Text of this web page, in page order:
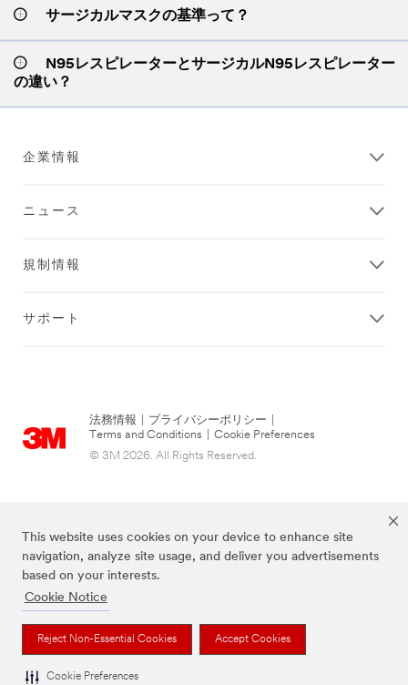
This website uses cookies on your device to enhance site
navigation, analyze site usage, and deliver you advertisements
based on your interests.
Cookie Notice
Reject Non-Essential Cookies Accept Cookies
Cookie Preferences
サージカルマスクの基準って？
N95レスピレーターとサージカルN95レスピレーター
の違い？
企業情報
ニュース
規制情報
サポート
法務情報 プライバシーポリシー
Terms and Conditions
Cookie Preferences
© 3M 2026. All Rights Reserved.
当サイト上に掲載されているブランドは3M社の商標です。